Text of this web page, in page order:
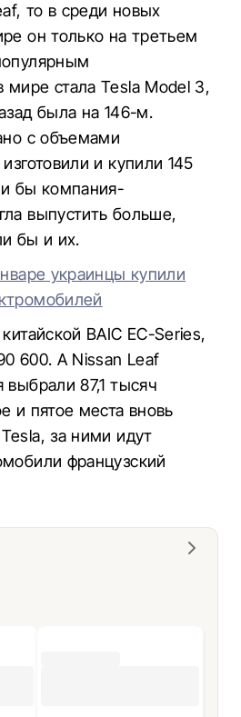
то в среди новых
он только на третьем
стала Tesla Model 3,
была на 146-м.
с объемами
и купили 145
бы компания-
выпустить больше,
бы и их.
украинцы купили
BAIC EC-Series,
600. А Nissan Leaf
выбрали 87,1 тысяч
и пятое места вновь
за ними идут
французский